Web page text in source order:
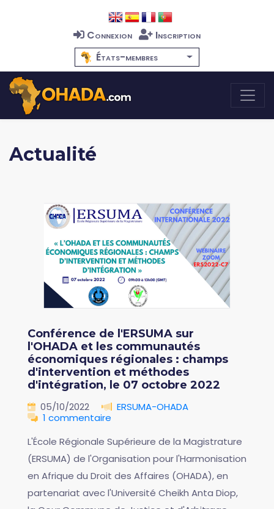
Connexion
Inscription
États-membres
Actualité
Conférence de l'ERSUMA sur
l'OHADA et les communautés
économiques régionales : champs
d'intervention et méthodes
d'intégration, le 07 octobre 2022
05/10/2022
ERSUMA-OHADA
1 commentaire
L'École Régionale Supérieure de la Magistrature
(ERSUMA) de l'Organisation pour l'Harmonisation
en Afrique du Droit des Affaires (OHADA), en
partenariat avec l'Université Cheikh Anta Diop,